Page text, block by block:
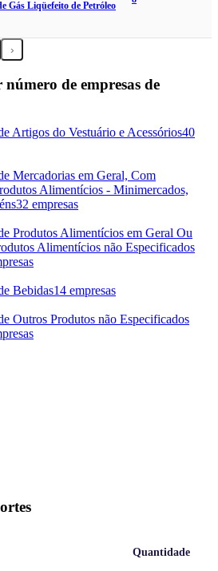
Gás Liqüefeito de Petróleo
›
de empresas de
Artigos do Vestuário e Acessórios40
Mercadorias em Geral, Com
Alimentícios - Minimercados,
32 empresas
Produtos Alimentícios em Geral Ou
Alimentícios não Especificados
Bebidas14 empresas
Outros Produtos não Especificados
Quantidade